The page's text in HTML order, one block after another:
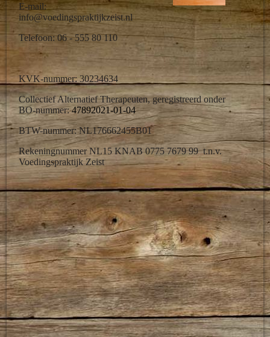
E-mail:
info@voedingspraktijkzeist.nl
Telefoon: 06 - 555 80 110
KVK-nummer: 30234634
Collectief Alternatief Therapeuten, geregistreerd onder
BO-nummer:47892021-01-04
BTW-nummer: NL176662455B01
Rekeningnummer NL15 KNAB 0775 7679 99 t.n.v.
Voedingspraktijk Zeist